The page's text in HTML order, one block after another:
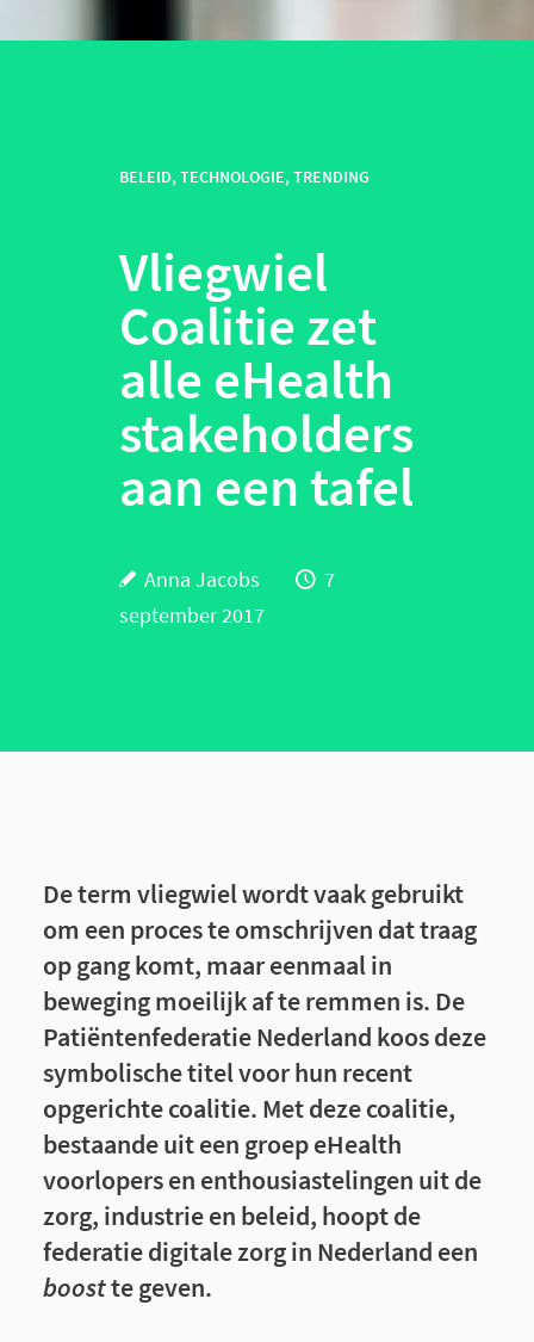
BELEID,TECHNOLOGIE,TRENDING
Vliegwiel
Coalitie zet
alle eHealth
stakeholders
aan een tafel
Anna Jacobs
7
september 2017
De term vliegwiel wordt vaak gebruikt
om een proces te omschrijven dat traag
op gang komt, maar eenmaal in
beweging moeilijk af te remmen is. De
Patiëntenfederatie Nederland koos deze
symbolische titel voor hun recent
opgerichte coalitie. Met deze coalitie,
bestaande uit een groep eHealth
voorlopers en enthousiastelingen uit de
zorg, industrie en beleid, hoopt de
federatie digitale zorg in Nederland een
boostte geven.